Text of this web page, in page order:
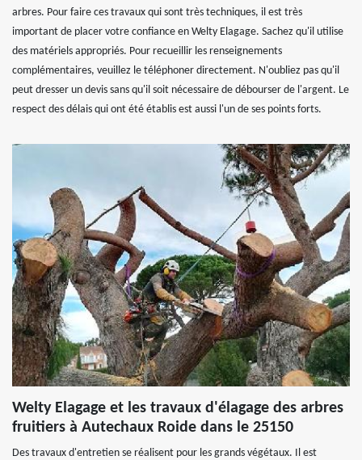
arbres. Pour faire ces travaux qui sont très techniques, il est très
important de placer votre confiance en Welty Elagage. Sachez qu'il utilise
des matériels appropriés. Pour recueillir les renseignements
complémentaires, veuillez le téléphoner directement. N'oubliez pas qu'il
peut dresser un devis sans qu'il soit nécessaire de débourser de l'argent. Le
respect des délais qui ont été établis est aussi l'un de ses points forts.
Welty Elagage et les travaux d'élagage des arbres
fruitiers à Autechaux Roide dans le 25150
Des travaux d'entretien se réalisent pour les grands végétaux. Il est